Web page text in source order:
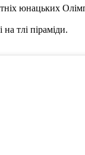
юнацьких
на тлі піраміди.